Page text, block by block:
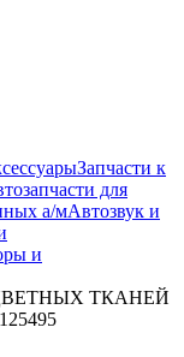
Запчасти к
для
а/мАвтозвук и
и
ТКАНЕЙ